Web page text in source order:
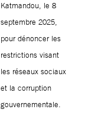
Katmandou, le 8
septembre 2025,
pour dénoncer les
restrictions visant
les réseaux sociaux
et la corruption
gouvernementale.